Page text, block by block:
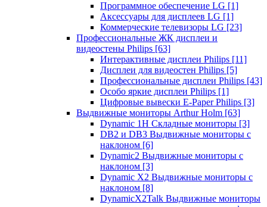
Программное обеспечение LG [1]
Аксессуары для дисплеев LG [1]
Коммерческие телевизоры LG [23]
Профессиональные ЖК дисплеи и
видеостены Philips [63]
Интерактивные дисплеи Philips [11]
Дисплеи для видеостен Philips [5]
Профессиональные дисплеи Philips [43]
Особо яркие дисплеи Philips [1]
Цифровые вывески E-Paper Philips [3]
Выдвижные мониторы Arthur Holm [63]
Dynamic 1Н Складные мониторы [3]
DB2 и DB3 Выдвижные мониторы с
наклоном [6]
Dynamic2 Выдвижные мониторы с
наклоном [3]
Dynamic X2 Выдвижные мониторы с
наклоном [8]
DynamicX2Talk Выдвижные мониторы